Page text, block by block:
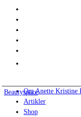
Om Anette Kristine
Artikler
Shop
Beautyspace